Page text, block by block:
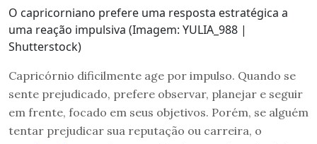
O capricorniano prefere uma resposta estratégica a
uma reação impulsiva (Imagem: YULIA_988 |
Shutterstock)
Capricórnio dificilmente age por impulso. Quando se
sente prejudicado, prefere observar, planejar e seguir
em frente, focado em seus objetivos. Porém, se alguém
tentar prejudicar sua reputação ou carreira, o